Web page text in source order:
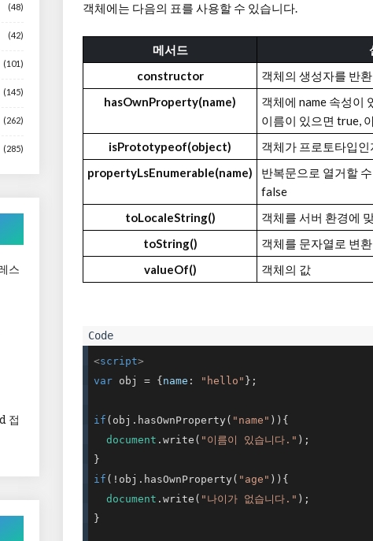
객체에는 다음의 표를 사용할 수 있습니다.
메서드
constructor
객체의 생성자를 반환
hasOwnProperty(name)
객체에 name 속성이
이름이 있으면 true,
isPrototypeof(object)
객체가 프로토타입인
propertyLsEnumerable(name)
반복문으로 열거할
false
toLocaleString()
객체를 서버 환경에
toString()
객체를 문자열로 변환
valueOf()
객체의 값
<script>
var obj = {name : "hello" };
if (obj.hasOwnProperty( "name" )){
document .write( "이름이 있습니다." );
if (!obj.hasOwnProperty( "age" )){
document .write( "나이가 없습니다." );
}
(48)
(42)
(101)
(145)
(262)
(285)
스
접